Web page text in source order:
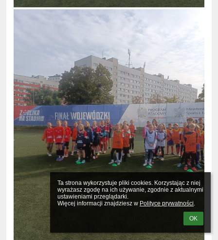
Ta strona wykorzystuje pliki cookies. Korzystając z niej
wyrażasz zgodę na ich używanie, zgodnie z aktualnymi
ustawieniami przeglądarki.
Więcej informacji znajdziesz w Polityce prywatności.
OK